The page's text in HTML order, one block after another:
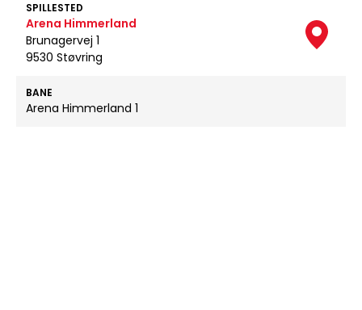
SPILLESTED
Arena Himmerland
Brunagervej 1
9530 Støvring
BANE
Arena Himmerland 1